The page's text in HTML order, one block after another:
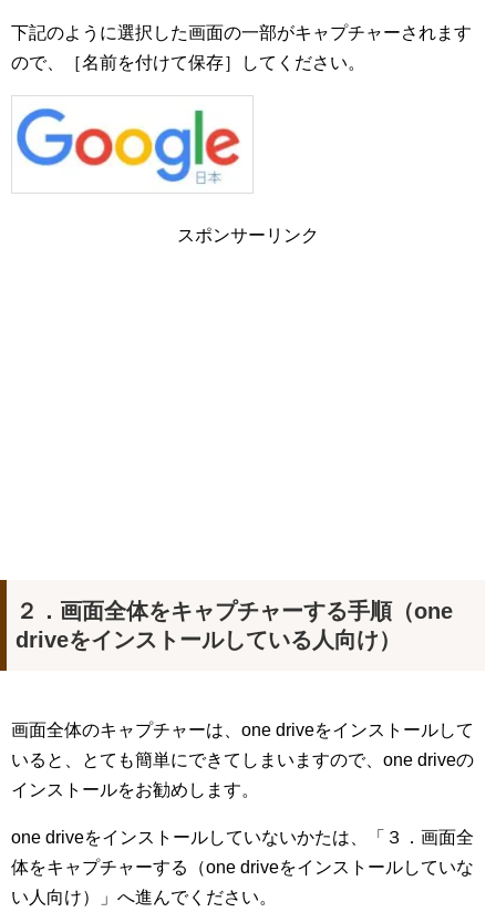
下記のように選択した画面の一部がキャプチャーされます
ので、［名前を付けて保存］してください。
スポンサーリンク
２．画面全体をキャプチャーする手順（one
driveをインストールしている人向け）
画面全体のキャプチャーは、one driveをインストールして
いると、とても簡単にできてしまいますので、one driveの
インストールをお勧めします。
one driveをインストールしていないかたは、「３．画面全
体をキャプチャーする（one driveをインストールしていな
い人向け）」へ進んでください。